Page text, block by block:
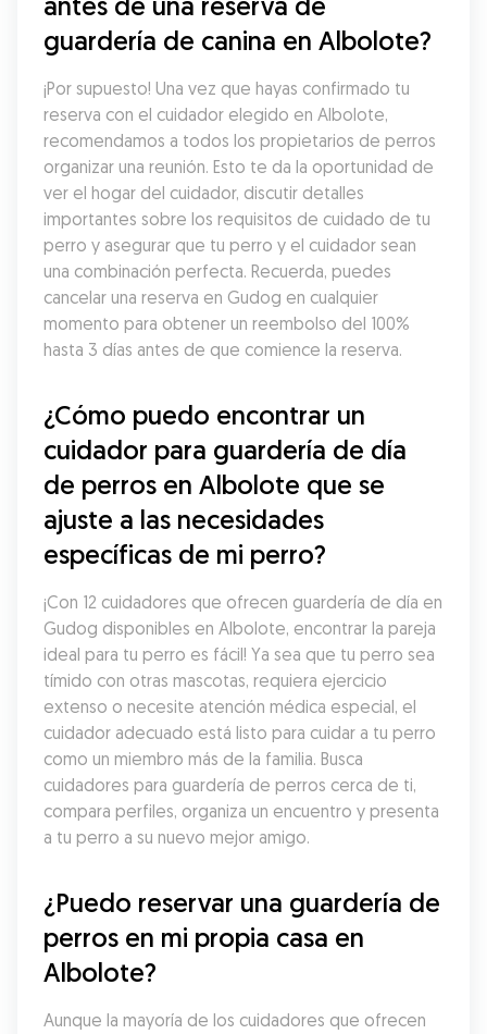
guardería de canina en Albolote?
¡Por supuesto! Una vez que hayas confirmado tu
reserva con el cuidador elegido en Albolote,
recomendamos a todos los propietarios de perros
organizar una reunión. Esto te da la oportunidad de
ver el hogar del cuidador, discutir detalles
importantes sobre los requisitos de cuidado de tu
perro y asegurar que tu perro y el cuidador sean
una combinación perfecta. Recuerda, puedes
cancelar una reserva en Gudog en cualquier
momento para obtener un reembolso del 100%
hasta 3 días antes de que comience la reserva.
¿Cómo puedo encontrar un
cuidador para guardería de día
de perros en Albolote que se
ajuste a las necesidades
específicas de mi perro?
¡Con 12 cuidadores que ofrecen guardería de día en
Gudog disponibles en Albolote, encontrar la pareja
ideal para tu perro es fácil! Ya sea que tu perro sea
tímido con otras mascotas, requiera ejercicio
extenso o necesite atención médica especial, el
cuidador adecuado está listo para cuidar a tu perro
como un miembro más de la familia. Busca
cuidadores para guardería de perros cerca de ti,
compara perfiles, organiza un encuentro y presenta
a tu perro a su nuevo mejor amigo.
¿Puedo reservar una guardería de
perros en mi propia casa en
Albolote?
Aunque la mayoría de los cuidadores que ofrecen